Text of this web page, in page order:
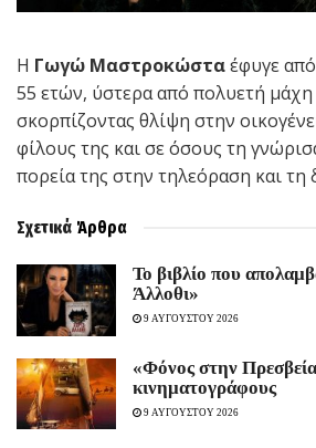
Η Γωγώ Μαστροκώσταέφυγε
55 ετών, ύστερα από πολυετή μάχη
σκορπίζοντας θλίψη στην
φίλους της και σε όσους τη
πορεία της στην τηλεόραση και τη
Σχετικά Άρθρα
Το βιβλίο που
Άλλοθι»
9 ΑΥΓΟΥΣΤΟΥ 2026
«Φόνος στην
κινηματογράφους
9 ΑΥΓΟΥΣΤΟΥ 2026